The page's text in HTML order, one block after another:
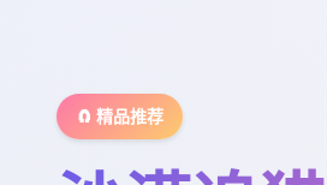
🧲 精品推荐